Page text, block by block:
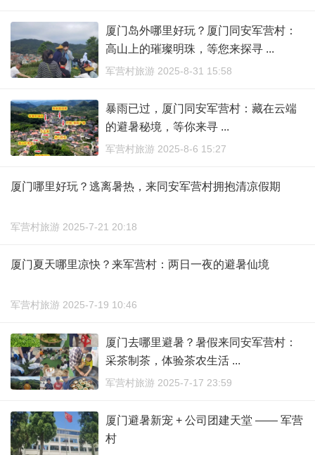
厦门岛外哪里好玩？厦门同安军营村：
高山上的璀璨明珠，等您来探寻 ...
军营村旅游 2025-8-31 15:58
暴雨已过，厦门同安军营村：藏在云端
的避暑秘境，等你来寻 ...
军营村旅游 2025-8-6 15:27
厦门哪里好玩？逃离暑热，来同安军营村拥抱清凉假期
军营村旅游 2025-7-21 20:18
厦门夏天哪里凉快？来军营村：两日一夜的避暑仙境
军营村旅游 2025-7-19 10:46
厦门去哪里避暑？暑假来同安军营村：
采茶制茶，体验茶农生活 ...
军营村旅游 2025-7-17 23:59
厦门避暑新宠 + 公司团建天堂 —— 军营
村